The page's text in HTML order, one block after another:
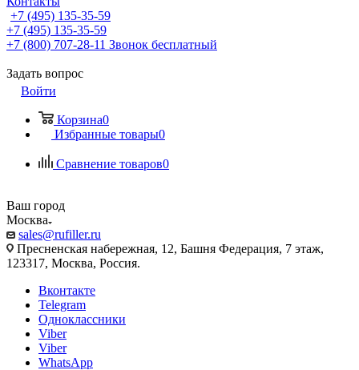
+7 (495) 135-35-59
+7 (495) 135-35-59
+7 (800) 707-28-11 Звонок бесплатный
Задать вопрос
Войти
Корзина0
Избранные товары0
Сравнение товаров0
Ваш город
Москва
sales@rufiller.ru
Пресненская набережная, 12, Башня Федерация, 7 этаж,
123317, Москва, Россия.
Вконтакте
Telegram
Одноклассники
Viber
Viber
WhatsApp